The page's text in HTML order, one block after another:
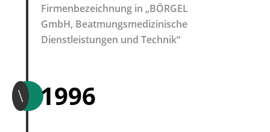
Firmenbezeichnung in „BÖRGEL
GmbH, Beatmungsmedizinische
Dienstleistungen und Technik“
\ 1996